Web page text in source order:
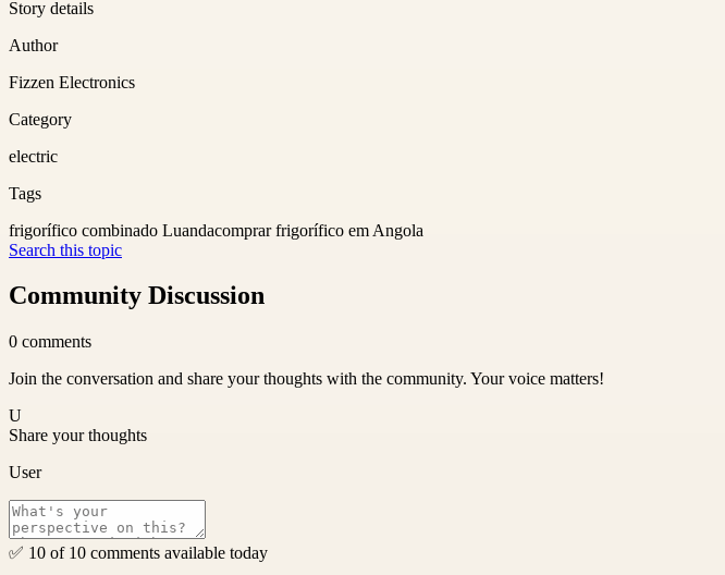
Story details
Author
Fizzen Electronics
Category
electric
Tags
frigorífico combinado Luandacomprar frigorífico em Angola
Search this topic
Community Discussion
0 comments
Join the conversation and share your thoughts with the community. Your voice matters!
U
Share your thoughts
User
✅ 10 of 10 comments available today